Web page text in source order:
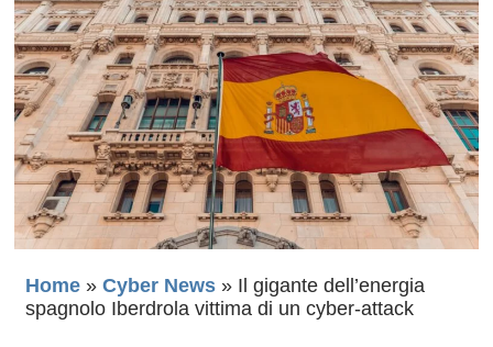
Home » Cyber News » Il gigante dell’energia
spagnolo Iberdrola vittima di un cyber-attack